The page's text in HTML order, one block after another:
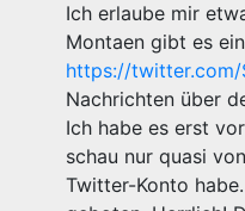
Ich erlaube mir
Montaen gibt es
https://twitter.com/
Nachrichten über
Ich habe es erst
schau nur quasi
Twitter-Konto